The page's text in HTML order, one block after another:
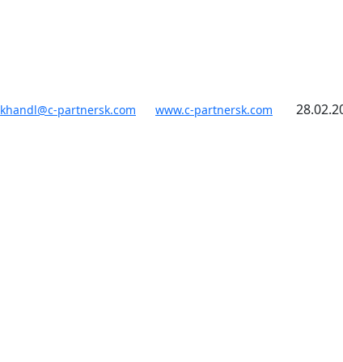
khandl@c-partnersk.com www.c-partnersk.com